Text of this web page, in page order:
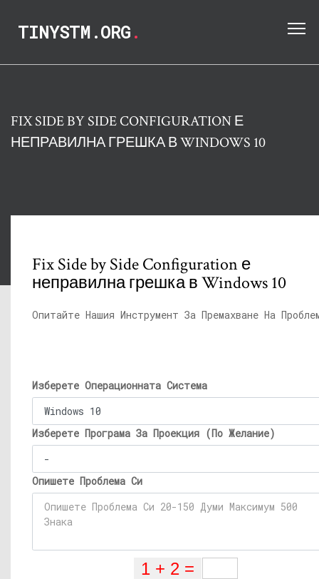
TINYSTM.ORG.
FIX SIDE BY SIDE CONFIGURATION Е
НЕПРАВИЛНА ГРЕШКА В WINDOWS 10
Fix Side by Side Configuration е
неправилна грешка в Windows 10
Опитайте Нашия Инструмент За Премахване На
Изберете Операционната Система
Изберете Програма За Проекция (По Желание)
Опишете Проблема Си